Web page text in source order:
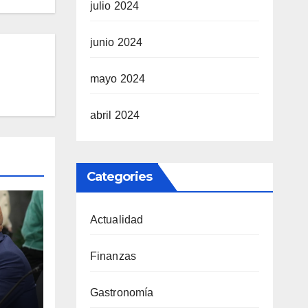
el
julio 2024
junio 2024
mayo 2024
abril 2024
Categories
Actualidad
Finanzas
Gastronomía